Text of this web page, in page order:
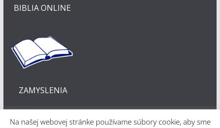
BIBLIA ONLINE
ZAMYSLENIA
Na našej webovej stránke používame súbory cookie, aby sme